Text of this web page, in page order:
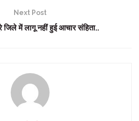
Next Post
जिले में लागू नहीं हुई आचार संहिता..